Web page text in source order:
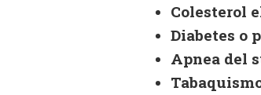
Colesterol
Diabetes o
Apnea del